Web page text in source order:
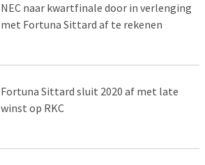
NEC naar kwartfinale door in verlenging
met Fortuna Sittard af te rekenen
Fortuna Sittard sluit 2020 af met late
winst op RKC